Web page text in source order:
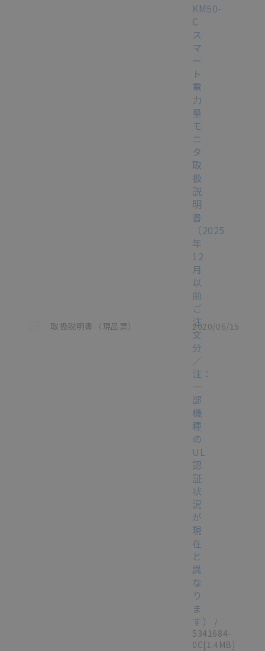
この資料を選択
取扱説明書（現品票）
KM50-
C
ス
マ
ー
ト
電
力
量
モ
ニ
タ
取
扱
説
明
書
（2025
年
12
月
以
前
ご
注
文
分
／
注：
一
部
機
種
の
UL
認
証
状
況
が
現
在
と
異
な
り
ま
す）
/
5341684-
0C[1.4MB]
2020/06/15